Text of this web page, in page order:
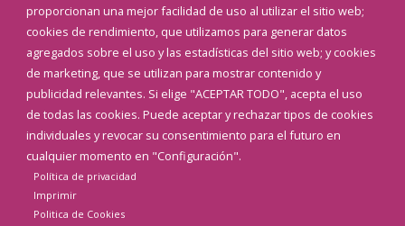
proporcionan una mejor facilidad de uso al utilizar el sitio web;
cookies de rendimiento, que utilizamos para generar datos
agregados sobre el uso y las estadísticas del sitio web; y cookies
de marketing, que se utilizan para mostrar contenido y
publicidad relevantes. Si elige "ACEPTAR TODO", acepta el uso
de todas las cookies. Puede aceptar y rechazar tipos de cookies
individuales y revocar su consentimiento para el futuro en
cualquier momento en "Configuración".
Política de privacidad
Imprimir
Politica de Cookies
INICIAR SESIÓN
MAPA WEB